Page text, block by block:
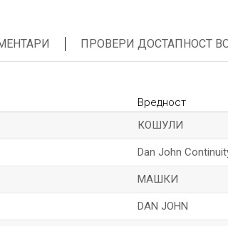
ПРОВЕРИ ДОСТАПНОСТ
Вредност
КОШУЛИ
Dan John
МАШКИ
DAN JOHN